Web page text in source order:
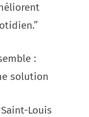
:
solution
Louis